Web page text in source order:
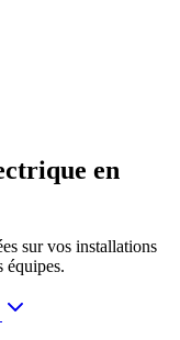
en
sur vos installations
équipes.